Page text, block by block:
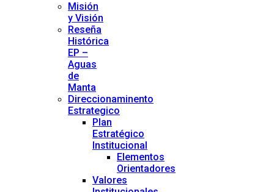
Misión
y Visión
Reseña
Histórica
EP –
Aguas
de
Manta
Direccionaminento
Estrategico
Plan
Estratégico
Institucional
Elementos
Orientadores
Valores